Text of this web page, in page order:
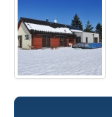
Partneři